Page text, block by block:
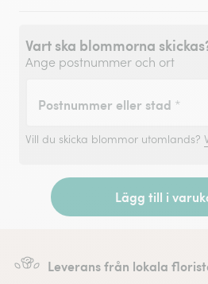
Vart ska blommorna
Ange postnummer och ort
Postnummer eller stad *
Vill du skicka blommor utomlands?
Lägg till i
Leverans från lokala